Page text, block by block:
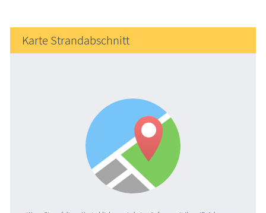
Karte Strandabschnitt